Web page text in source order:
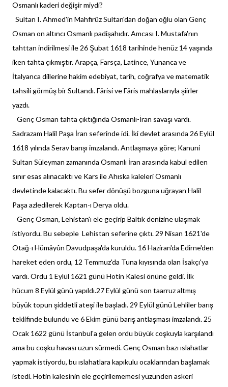
Osmanlı kaderi değişir miydi?
Sultan I. Ahmed'in Mahfirûz Sultan'dan doğan oğlu olan Genç
Osman on altıncı Osmanlı padişahıdır. Amcası I. Mustafa'nın
tahttan indirilmesi ile 26 Şubat 1618 tarihinde henüz 14 yaşında
iken tahta çıkmıştır. Arapça, Farsça, Latince, Yunanca ve
İtalyanca dillerine hakim edebiyat, tarih, coğrafya ve matematik
tahsili görmüş bir Sultandı. Fârisi ve Fâris mahlaslarıyla şiirler
yazdı.
Genç Osman tahta çıktığında Osmanlı-İran savaşı vardı.
Sadrazam Halil Paşa İran seferinde idi. İki devlet arasında 26 Eylül
1618 yılında Serav barışı imzalandı. Antlaşmaya göre; Kanuni
Sultan Süleyman zamanında Osmanlı İran arasında kabul edilen
sınır esas alınacaktı ve Kars ile Ahıska kaleleri Osmanlı
devletinde kalacaktı. Bu sefer dönüşü bozguna uğrayan Halil
Paşa azledilerek Kaptan-ı Derya oldu.
Genç Osman, Lehistan'ı ele geçirip Baltık denizine ulaşmak
istiyordu. Bu sebeple Lehistan seferine çıktı. 29 Nisan 1621'de
Otağ-ı Hümâyûn Davudpaşa'da kuruldu. 16 Haziran'da Edirne'den
hareket eden ordu, 12 Temmuz'da Tuna kıyısında olan İsakçı'ya
vardı. Ordu 1 Eylül 1621 günü Hotin Kalesi önüne geldi. İlk
hücum 8 Eylül günü yapıldı.27 Eylül günü son taarruz altmış
büyük topun şiddetli ateşi ile başladı. 29 Eylül günü Lehliler barış
teklifinde bulundu ve 6 Ekim günü barış antlaşması imzalandı. 25
Ocak 1622 günü İstanbul'a gelen ordu büyük coşkuyla karşılandı
ama bu coşku havası uzun sürmedi. Genç Osman bazı ıslahatlar
yapmak istiyordu, bu ıslahatlara kapıkulu ocaklarından başlamak
istedi. Hotin kalesinin ele geçirilememesi yüzünden askeri